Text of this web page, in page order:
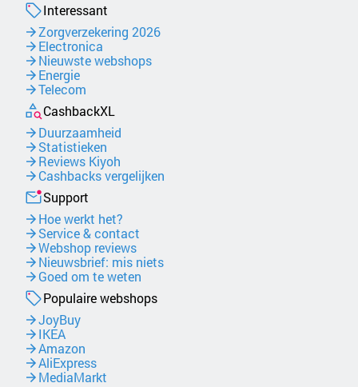
Interessant
Zorgverzekering 2026
Electronica
Nieuwste webshops
Energie
Telecom
CashbackXL
Duurzaamheid
Statistieken
Reviews Kiyoh
Cashbacks vergelijken
Support
Hoe werkt het?
Service & contact
Webshop reviews
Nieuwsbrief: mis niets
Goed om te weten
Populaire webshops
JoyBuy
IKEA
Amazon
AliExpress
MediaMarkt